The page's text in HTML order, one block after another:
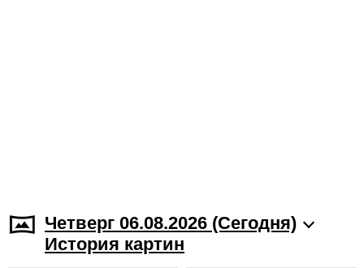
Четверг 06.08.2026 (Cегодня)
История картин